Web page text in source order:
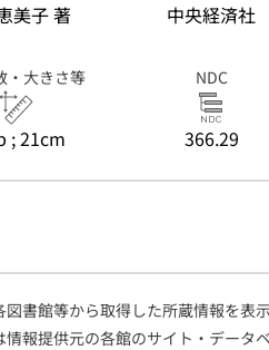
美子 著 中央経済社
・大きさ等
; 21cm
NDC
366.29
書館等から取得した所蔵情報を表示
報提供元の各館のサイト・デー